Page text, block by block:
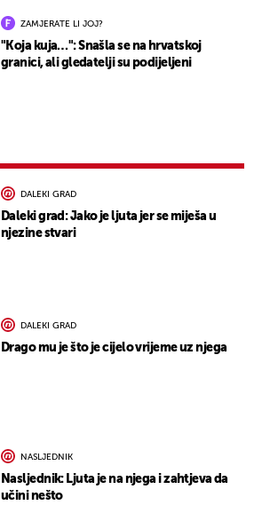
ZAMJERATE LI JOJ?
"Koja kuja…": Snašla se na hrvatskoj
granici, ali gledatelji su podijeljeni
DALEKI GRAD
Daleki grad: Jako je ljuta jer se miješa u
njezine stvari
DALEKI GRAD
Drago mu je što je cijelo vrijeme uz njega
NASLJEDNIK
Nasljednik: Ljuta je na njega i zahtjeva da
učini nešto